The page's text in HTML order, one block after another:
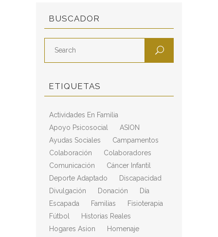
BUSCADOR
ETIQUETAS
Actividades En Familia
Apoyo Psicosocial
ASION
Ayudas Sociales
Campamentos
Colaboración
Colaboradores
Comunicación
Cáncer Infantil
Deporte Adaptado
Discapacidad
Divulgación
Donación
Día
Escapada
Familias
Fisioterapia
Fútbol
Historias Reales
Hogares Asion
Homenaje